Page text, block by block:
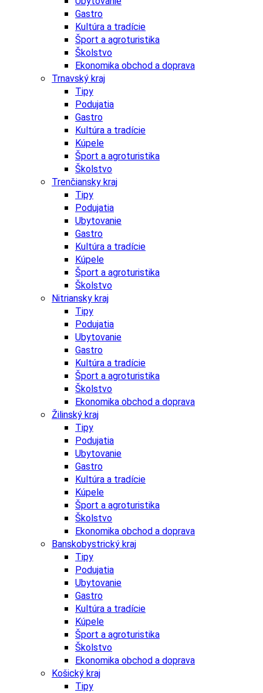
Gastro
Kultúra a tradície
Šport a agroturistika
Školstvo
Ekonomika obchod a doprava
Trnavský kraj
Tipy
Podujatia
Gastro
Kultúra a tradície
Kúpele
Šport a agroturistika
Školstvo
Trenčiansky kraj
Tipy
Podujatia
Ubytovanie
Gastro
Kultúra a tradície
Kúpele
Šport a agroturistika
Školstvo
Nitriansky kraj
Tipy
Podujatia
Ubytovanie
Gastro
Kultúra a tradície
Šport a agroturistika
Školstvo
Ekonomika obchod a doprava
Žilinský kraj
Tipy
Podujatia
Ubytovanie
Gastro
Kultúra a tradície
Kúpele
Šport a agroturistika
Školstvo
Ekonomika obchod a doprava
Banskobystrický kraj
Tipy
Podujatia
Ubytovanie
Gastro
Kultúra a tradície
Kúpele
Šport a agroturistika
Školstvo
Ekonomika obchod a doprava
Košický kraj
Tipy